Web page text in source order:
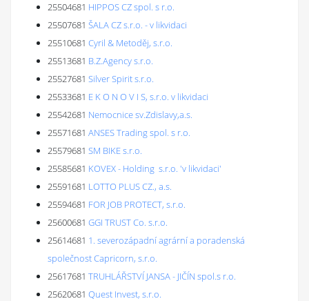
25504681 HIPPOS CZ spol. s r.o.
25507681 ŠALA CZ s.r.o. - v likvidaci
25510681 Cyril & Metoděj, s.r.o.
25513681 B.Z.Agency s.r.o.
25527681 Silver Spirit s.r.o.
25533681 E K O N O V I S, s.r.o. v likvidaci
25542681 Nemocnice sv.Zdislavy,a.s.
25571681 ANSES Trading spol. s r.o.
25579681 SM BIKE s.r.o.
25585681 KOVEX - Holding s.r.o. 'v likvidaci'
25591681 LOTTO PLUS CZ., a.s.
25594681 FOR JOB PROTECT, s.r.o.
25600681 GGI TRUST Co. s.r.o.
25614681 1. severozápadní agrární a poradenská
společnost Capricorn, s.r.o.
25617681 TRUHLÁŘSTVÍ JANSA - JIČÍN spol.s r.o.
25620681 Quest Invest, s.r.o.